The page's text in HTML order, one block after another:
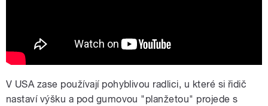
V USA zase používají pohyblivou radlici, u které si řidič
nastaví výšku a pod gumovou "planžetou" projede s